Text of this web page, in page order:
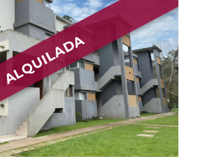
ALQUILADA